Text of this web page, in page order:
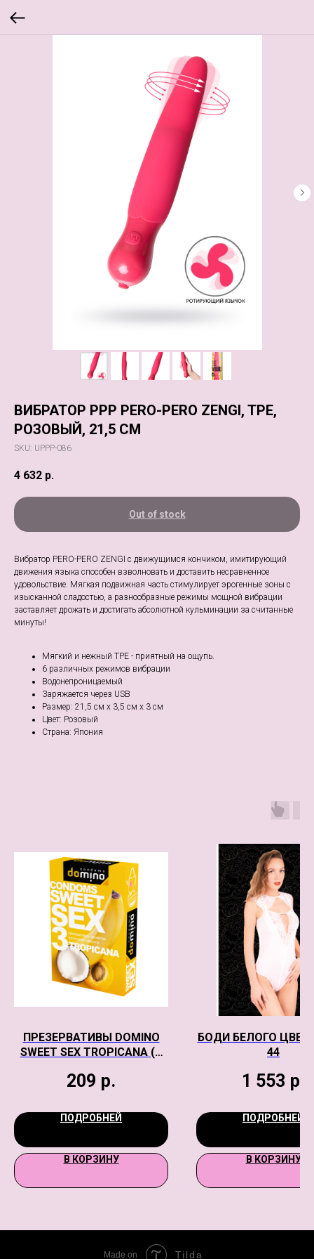
ВИБРАТОР PPP PERO-PERO ZENGI, TPE,
РОЗОВЫЙ, 21,5 СМ
SKU: UPPP-086
4 632 р.
Out of stock
Вибратор PERO-PERO ZENGI с движущимся кончиком, имитирующий
движения языка способен взволновать и доставить несравненное
удовольствие. Мягкая подвижная часть стимулирует эрогенные зоны с
изысканной сладостью, а разнообразные режимы мощной вибрации
заставляет дрожать и достигать абсолютной кульминации за считанные
минуты!
Мягкий и нежный TPE - приятный на ощупь.
6 различных режимов вибрации
Водонепроницаемый
Заряжается через USB
Размер: 21,5 см x 3,5 см x 3 см
Цвет: Розовый
Страна: Япония
ПРЕЗЕРВАТИВЫ DOMINO
SWEET SEX TROPICANA (С
ФРУКТОВ)
209 р.
ПОДРОБНЕЙ
В КОРЗИНУ
БОДИ БЕЛОГО
44
1 553 р.
ПОДРОБНЕЙ
В КОРЗИНУ
Made on Tilda